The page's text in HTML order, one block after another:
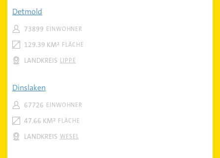
Detmold
EINWOHNER
73899
FLÄCHE
129.39 KM²
LIPPE
LANDKREIS
Dinslaken
EINWOHNER
67726
FLÄCHE
47.66 KM²
WESEL
LANDKREIS